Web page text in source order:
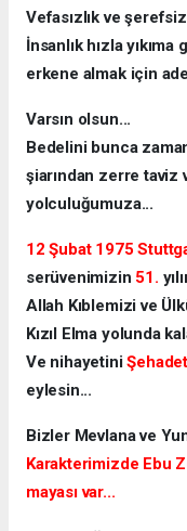
Vefasızlık ve
İnsanlık hızla
erkene almak için
Varsın olsun...
Bedelini bunca
şiarından zerre
yolculuğumuza...
12 Şubat 1975
serüvenimizin 51.
Allah Kıblemizi ve
Kızıl Elma yolunda
Ve nihayetiniŞehadet
eylesin...
Bizler Mevlana ve
Karakterimizde Ebu
mayası var...